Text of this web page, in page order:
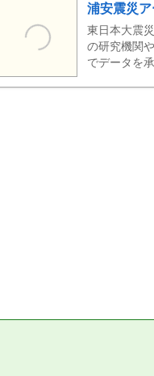
浦安震災ア
東日本大震
の研究機関
でデータを